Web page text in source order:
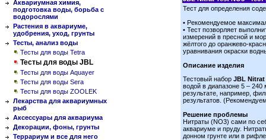
Аквариумная химия,
подготовка воды, борьба с
водорослями
Растения в аквариуме,
удобрения, уход, грунты
Тесты, анализ воды
Тесты для воды Tetra
Тесты для воды JBL
Тесты для воды Aquayer
Тесты для воды Sera
Тесты для воды ZOOLEK
Лекарства для аквариумных
рыб
Аксессуары для аквариума
Декорации, фоны, грунты
Террариум и все для него
Тест для определения
• Рекомендуемое
• Тест позворляет
измерений в пресной и
жёлтого до оранжево-
уравнивания окраски
Описание изделия
Тестовый набор JBL
водой в диапазоне 5 –
результате, например,
результатов.
Решение проблемы
Нитраты (NO3) сами по
аквариуме и пруду.
донном грунте или в